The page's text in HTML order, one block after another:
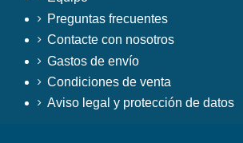
Preguntas frecuentes
Contacte con nosotros
Gastos de envío
Condiciones de venta
Aviso legal y protección de datos